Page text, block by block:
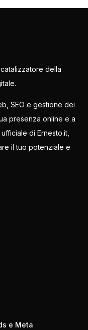
della
SEO e gestione dei
presenza online e a
di Ernesto.it,
il tuo potenziale e
e Meta